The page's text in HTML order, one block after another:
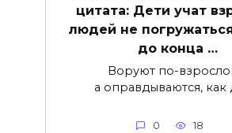
цитата: Дети учат
людей не
до конца …
Воруют по-
а оправдываются, как
0 18